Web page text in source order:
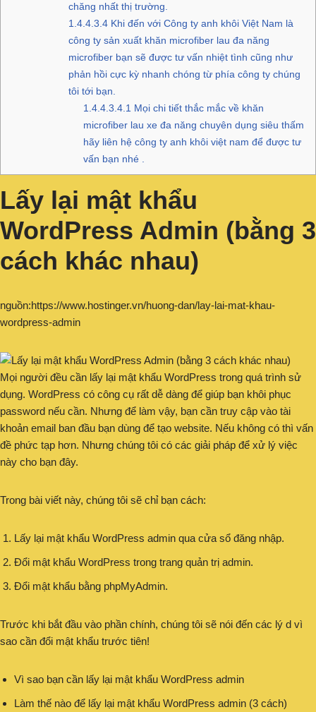
chăng nhất thị trường.
1.4.4.3.4Khi đến với Công ty anh khôi Việt Nam là
công ty sản xuất khăn microfiber lau đa năng
microfiber bạn sẽ được tư vấn nhiệt tình cũng như
phản hồi cực kỳ nhanh chóng từ phía công ty chúng
tôi tới bạn.
1.4.4.3.4.1 Mọi chi tiết thắc mắc về khăn
microfiber lau xe đa năng chuyên dụng siêu thấm
hãy liên hệ công ty anh khôi việt nam để được tư
vấn bạn nhé .
Lấy lại mật khẩu
WordPress Admin (bằng 3
cách khác nhau)
nguồn:https://www.hostinger.vn/huong-dan/lay-lai-mat-khau-
wordpress-admin
Mọi người đều cần lấy lại mật khẩu WordPress trong quá trình sử
dụng. WordPress có công cụ rất dễ dàng để giúp bạn khôi phục
password nếu cần. Nhưng để làm vậy, bạn cần truy cập vào tài
khoản email ban đầu bạn dùng để tạo website. Nếu không có thì vấn
đề phức tạp hơn. Nhưng chúng tôi có các giải pháp để xử lý việc
này cho bạn đây.
Trong bài viết này, chúng tôi sẽ chỉ bạn cách:
Lấy lại mật khẩu WordPress admin qua cửa sổ đăng nhập.
Đổi mật khẩu WordPress trong trang quản trị admin.
Đổi mật khẩu bằng phpMyAdmin.
Trước khi bắt đầu vào phần chính, chúng tôi sẽ nói đến các lý d vì
sao cần đổi mật khẩu trước tiên!
Vì sao bạn cần lấy lại mật khẩu WordPress admin
Làm thế nào để lấy lại mật khẩu WordPress admin (3 cách)